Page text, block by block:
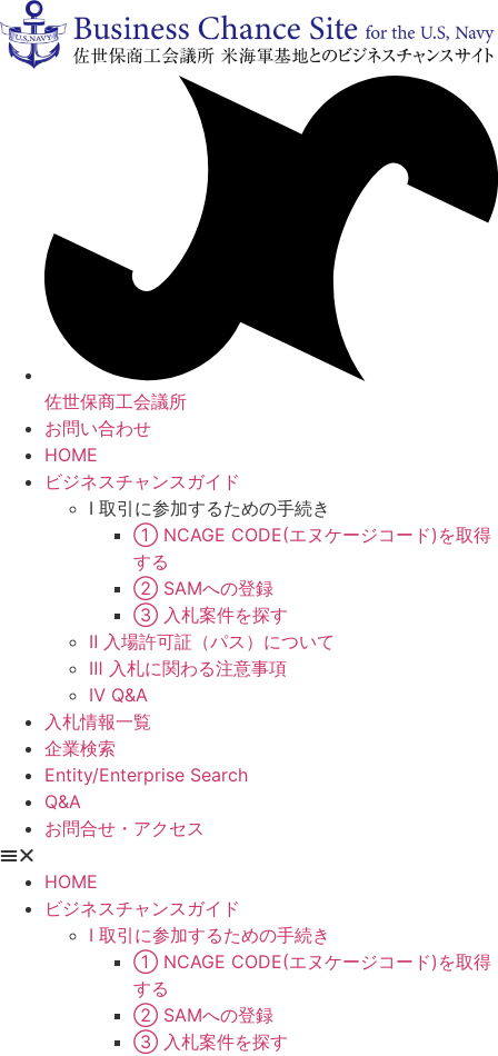
ン
テ
佐世保商工会議所
お問い合わせ
HOME
ビジネスチャンスガイド
Ⅰ 取引に参加するための手続き
① NCAGE CODE(エヌケージコード)を取得
する
② SAMへの登録
③ 入札案件を探す
Ⅱ 入場許可証（パス）について
Ⅲ 入札に関わる注意事項
Ⅳ Q&A
入札情報一覧
企業検索
Entity/Enterprise Search
Q&A
お問合せ・アクセス
HOME
ビジネスチャンスガイド
Ⅰ 取引に参加するための手続き
① NCAGE CODE(エヌケージコード)を取得
する
② SAMへの登録
③ 入札案件を探す